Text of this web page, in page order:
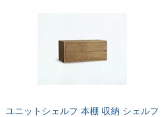
ユニットシェルフ 本棚 収納 シェルフ